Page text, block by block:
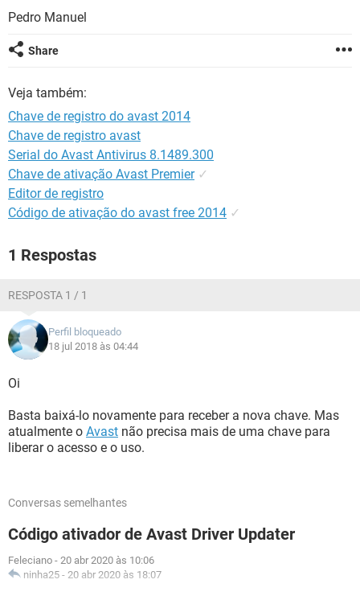
GUIA DE COMPRAS
GUIA DE COMPRAS
Pedro Manuel
Share
Veja também:
Chave de registro do avast 2014
Chave de registro avast
Serial do Avast Antivirus 8.1489.300
Chave de ativação Avast Premier ✓
Editor de registro
Código de ativação do avast free 2014 ✓
1 Respostas
RESPOSTA 1 / 1
Perfil bloqueado
18 jul 2018 às 04:44
Oi
Basta baixá-lo novamente para receber a nova chave. Mas
atualmente o Avast não precisa mais de uma chave para
liberar o acesso e o uso.
Conversas semelhantes
Código ativador de Avast Driver Updater
Feleciano - 20 abr 2020 às 10:06
ninha25 - 20 abr 2020 às 18:07